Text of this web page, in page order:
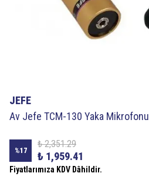
JEFE
Av Jefe TCM-130 Yaka Mikrofonu
%17
₺ 2,351.29
₺ 1,959.41
Fiyatlarımıza KDV Dâhildir.